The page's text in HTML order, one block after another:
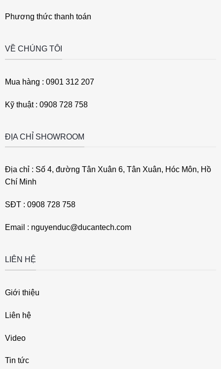
Phương thức thanh toán
VỀ CHÚNG TÔI
Mua hàng : 0901 312 207
Kỹ thuật : 0908 728 758
ĐỊA CHỈ SHOWROOM
Địa chỉ : Số 4, đường Tân Xuân 6, Tân Xuân, Hóc Môn, Hồ
Chí Minh
SĐT : 0908 728 758
Email : nguyenduc@ducantech.com
LIÊN HỆ
Giới thiệu
Liên hệ
Video
Tin tức